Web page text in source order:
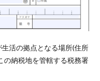
活の拠点となる場所(住所
の納税地を管轄する税務署